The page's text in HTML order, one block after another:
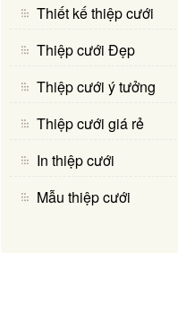
Thiết kế thiệp cưới
Thiệp cưới Đẹp
Thiệp cưới ý tưởng
Thiệp cưới giá rẻ
In thiệp cưới
Mẫu thiệp cưới